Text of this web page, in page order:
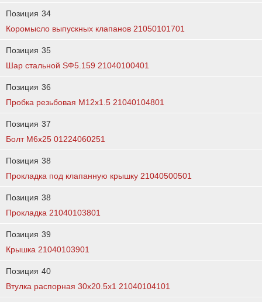
Позиция 34
Коромысло выпускных клапанов 21050101701
Позиция 35
Шар стальной SФ5.159 21040100401
Позиция 36
Пробка резьбовая M12х1.5 21040104801
Позиция 37
Болт М6х25 01224060251
Позиция 38
Прокладка под клапанную крышку 21040500501
Позиция 38
Прокладка 21040103801
Позиция 39
Крышка 21040103901
Позиция 40
Втулка распорная 30х20.5х1 21040104101